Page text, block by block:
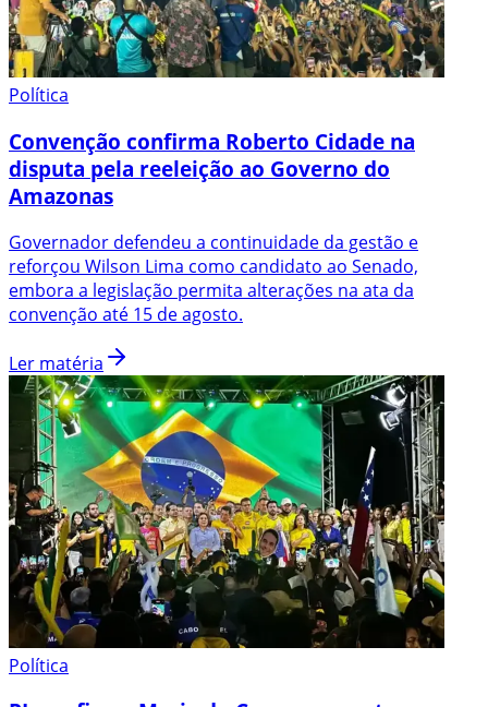
Política
Convenção confirma Roberto Cidade na
disputa pela reeleição ao Governo do
Amazonas
Governador defendeu a continuidade da gestão e
reforçou Wilson Lima como candidato ao Senado,
embora a legislação permita alterações na ata da
convenção até 15 de agosto.
Ler matéria
Política